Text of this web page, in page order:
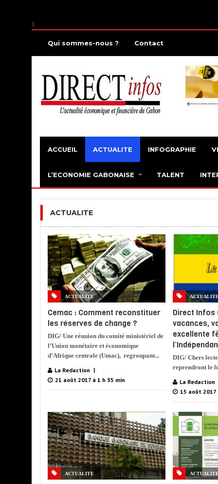
1
Qui sommes-nous ? Contact
ACCUEIL ACTUALITE INFOGRAPHIE
L’ECONOMIE GABONAISE TALENT
ACTUALITE
ACTUALITE
Cemac : Comment reconstituer
les réserves de change ?
DIG/ Une réunion du comité ministériel de
l’Union monétaire et économique
d’Afrique centrale (Umac), regroupant...
La Redaction
21 août 2017 à 1 h 35 min
Direct Infos
vacances,
excellente
DIG/ Chers
reprendront le
La Redaction
15 août 2017
ACTUALITE